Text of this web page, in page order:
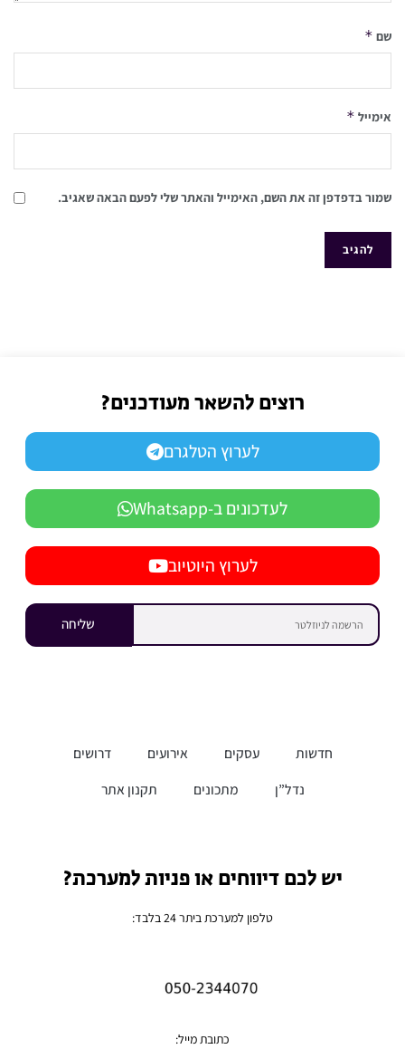
שם *
אימייל *
שמור בדפדפן זה את השם, האימייל והאתר שלי לפעם הבאה שאגיב.
רוצים להשאר מעודכנים?
לערוץ הטלגרם
לעדכונים ב-Whatsapp
לערוץ היוטיוב
שליחה
חדשות עסקים אירועים
דרושים
נדל”ן
מתכונים תקנון אתר
יש לכם דיווחים או פניות למערכת?
טלפון למערכת ביתר 24 בלבד:
כתובת מייל: